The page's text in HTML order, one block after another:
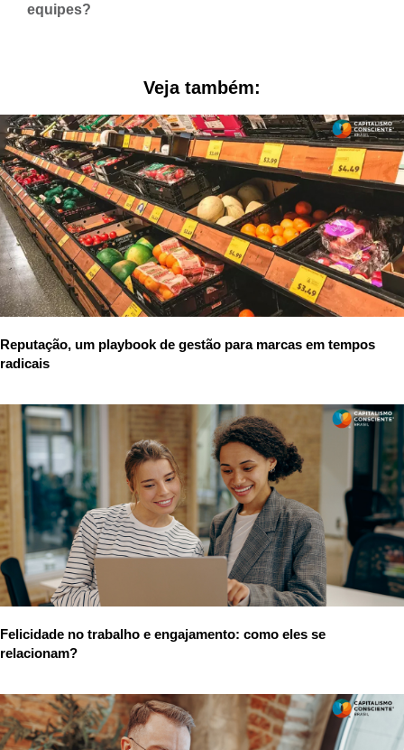
equipes?
Veja também:
Reputação, um playbook de gestão para marcas em tempos
radicais
Felicidade no trabalho e engajamento: como eles se
relacionam?